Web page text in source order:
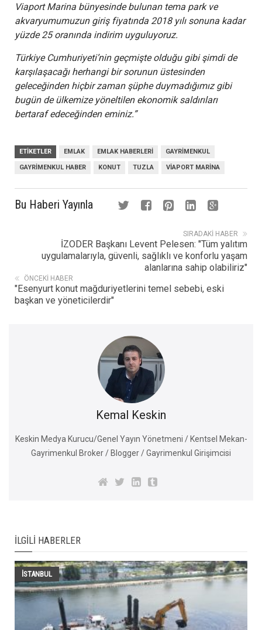
Viaport Marina bünyesinde bulunan tema park ve
akvaryumumuzun giriş fiyatında 2018 yılı sonuna kadar
yüzde 25 oranında indirim uyguluyoruz.
Türkiye Cumhuriyeti’nin geçmişte olduğu gibi şimdi de
karşılaşacağı herhangi bir sorunun üstesinden
geleceğinden hiçbir zaman şüphe duymadığımız gibi
bugün de ülkemize yöneltilen ekonomik saldırıları
bertaraf edeceğinden eminiz.”
ETIKETLER EMLAK EMLAK HABERLERI GAYRIMENKUL
GAYRIMENKUL HABER KONUT TUZLA VIAPORT MARINA
Bu Haberi Yayınla
SIRADAKI HABER
İZODER Başkanı Levent Pelesen: "Tüm yalıtım
uygulamalarıyla, güvenli, sağlıklı ve konforlu yaşam
alanlarına sahip olabiliriz"
ÖNCEKI HABER
"Esenyurt konut mağduriyetlerini temel sebebi, eski
başkan ve yöneticilerdir"
Kemal Keskin
Keskin Medya Kurucu/Genel Yayın Yönetmeni / Kentsel Mekan-
Gayrimenkul Broker / Blogger / Gayrimenkul Girişimcisi
İLGILI HABERLER
İSTANBUL